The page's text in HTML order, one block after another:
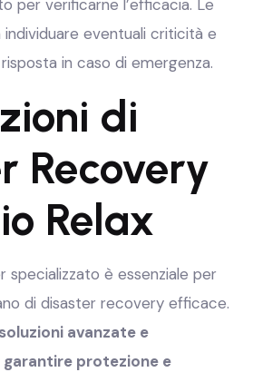
per verificarne l’efficacia. Le
individuare eventuali criticità e
in caso di emergenza.
di
Recovery
Relax
specializzato è essenziale per
di disaster recovery efficace.
avanzate e
protezione e